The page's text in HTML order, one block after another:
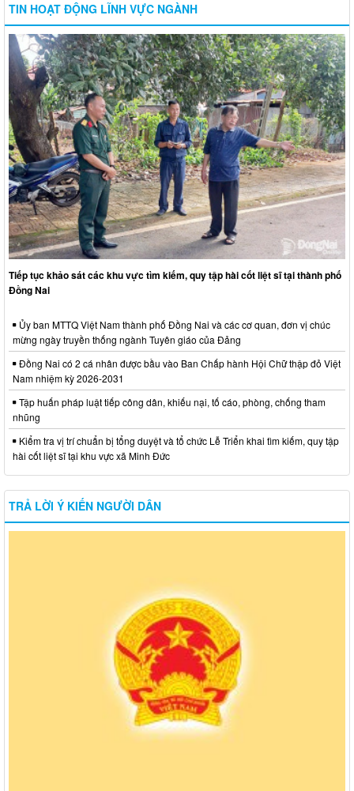
TIN HOẠT ĐỘNG LĨNH VỰC NGÀNH
Tiếp tục khảo sát các khu vực tìm kiếm, quy tập hài cốt liệt sĩ tại thành phố
Đồng Nai
Ủy ban MTTQ Việt Nam thành phố Đồng Nai và các cơ quan, đơn vị chúc
mừng ngày truyền thống ngành Tuyên giáo của Đảng
Đồng Nai có 2 cá nhân được bầu vào Ban Chấp hành Hội Chữ thập đỏ Việt
Nam nhiệm kỳ 2026-2031
Tập huấn pháp luật tiếp công dân, khiếu nại, tố cáo, phòng, chống tham
nhũng
Kiểm tra vị trí chuẩn bị tổng duyệt và tổ chức Lễ Triển khai tìm kiếm, quy tập
hài cốt liệt sĩ tại khu vực xã Minh Đức
TRẢ LỜI Ý KIẾN NGƯỜI DÂN